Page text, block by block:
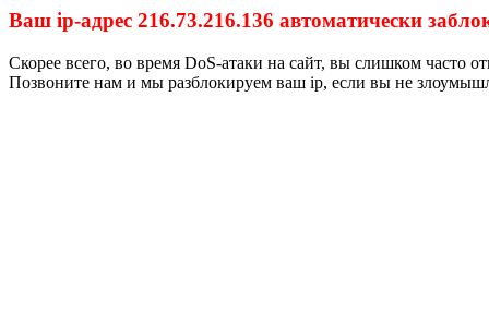
Ваш ip-адрес 216.73.216.136 автоматически
Скорее всего, во время DoS-атаки на сайт, вы слишком часто
Позвоните нам и мы разблокируем ваш ip, если вы не